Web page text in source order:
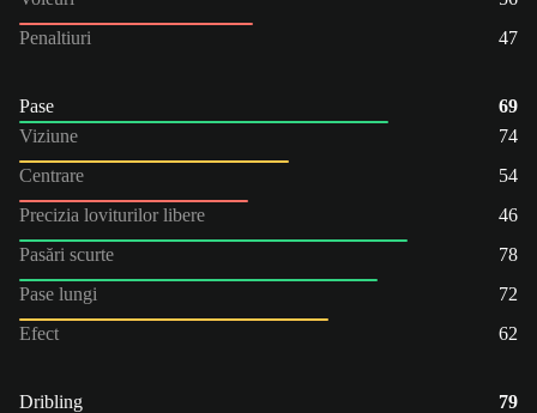
Penaltiuri
47
Pase
69
Viziune
74
Centrare
54
Precizia loviturilor libere
46
Pasări scurte
78
Pase lungi
72
Efect
62
Dribling
79